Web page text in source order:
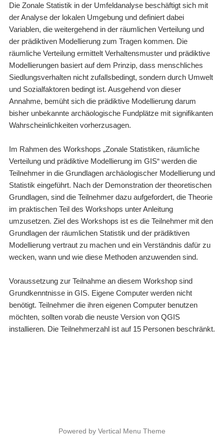
Die Zonale Statistik in der Umfeldanalyse beschäftigt sich mit
der Analyse der lokalen Umgebung und definiert dabei
Variablen, die weitergehend in der räumlichen Verteilung und
der prädiktiven Modellierung zum Tragen kommen. Die
räumliche Verteilung ermittelt Verhaltensmuster und prädiktive
Modellierungen basiert auf dem Prinzip, dass menschliches
Siedlungsverhalten nicht zufallsbedingt, sondern durch Umwelt
und Sozialfaktoren bedingt ist. Ausgehend von dieser
Annahme, bemüht sich die prädiktive Modellierung darum
bisher unbekannte archäologische Fundplätze mit signifikanten
Wahrscheinlichkeiten vorherzusagen.
Im Rahmen des Workshops „Zonale Statistiken, räumliche
Verteilung und prädiktive Modellierung im GIS“ werden die
Teilnehmer in die Grundlagen archäologischer Modellierung und
Statistik eingeführt. Nach der Demonstration der theoretischen
Grundlagen, sind die Teilnehmer dazu aufgefordert, die Theorie
im praktischen Teil des Workshops unter Anleitung
umzusetzen. Ziel des Workshops ist es die Teilnehmer mit den
Grundlagen der räumlichen Statistik und der prädiktiven
Modellierung vertraut zu machen und ein Verständnis dafür zu
wecken, wann und wie diese Methoden anzuwenden sind.
Voraussetzung zur Teilnahme an diesem Workshop sind
Grundkenntnisse in GIS. Eigene Computer werden nicht
benötigt. Teilnehmer die ihren eigenen Computer benutzen
möchten, sollten vorab die neuste Version von QGIS
installieren. Die Teilnehmerzahl ist auf 15 Personen beschränkt.
Powered by Vertical Menu Theme